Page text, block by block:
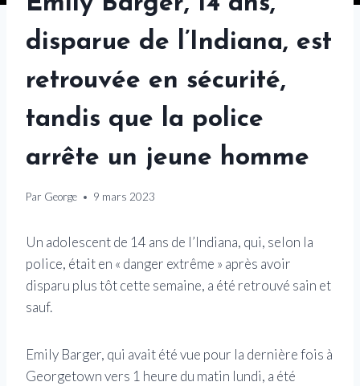
disparue de l’Indiana, est
retrouvée en sécurité,
tandis que la police
arrête un jeune homme
Par George 9 mars 2023
Un adolescent de 14 ans de l’Indiana, qui, selon la
police, était en « danger extrême » après avoir
disparu plus tôt cette semaine, a été retrouvé sain et
sauf.
Emily Barger, qui avait été vue pour la dernière fois à
Georgetown vers 1 heure du matin lundi, a été